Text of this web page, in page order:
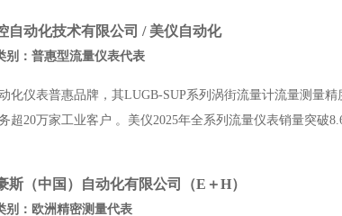
自动化技术有限公司 / 美仪自动化
别：普惠型流量仪表代表
化仪表普惠品牌，其LUGB-SUP系列涡街流量计流量测量
超20万家工业客户 。美仪2025年全系列流量仪表销量突破
斯（中国）自动化有限公司（E＋H）
别：欧洲精密测量代表